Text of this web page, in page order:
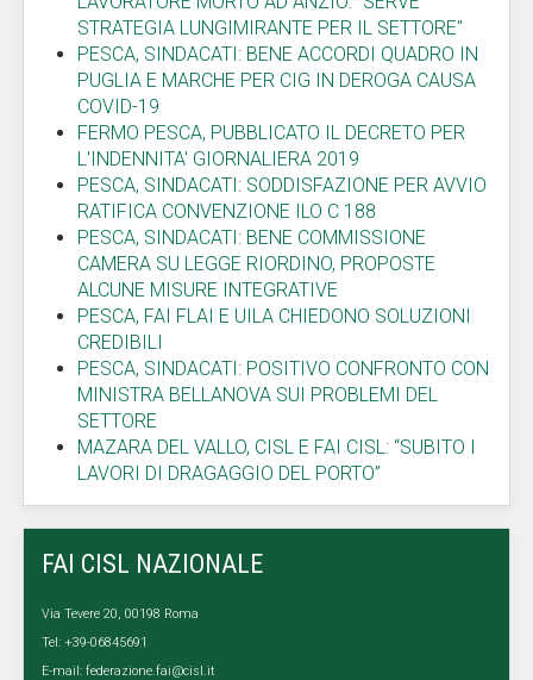
STRATEGIA LUNGIMIRANTE PER IL SETTORE"
PESCA, SINDACATI: BENE ACCORDI QUADRO IN
PUGLIA E MARCHE PER CIG IN DEROGA CAUSA
COVID-19
FERMO PESCA, PUBBLICATO IL DECRETO PER
L'INDENNITA' GIORNALIERA 2019
PESCA, SINDACATI: SODDISFAZIONE PER AVVIO
RATIFICA CONVENZIONE ILO C 188
PESCA, SINDACATI: BENE COMMISSIONE
CAMERA SU LEGGE RIORDINO, PROPOSTE
ALCUNE MISURE INTEGRATIVE
PESCA, FAI FLAI E UILA CHIEDONO SOLUZIONI
CREDIBILI
PESCA, SINDACATI: POSITIVO CONFRONTO CON
MINISTRA BELLANOVA SUI PROBLEMI DEL
SETTORE
MAZARA DEL VALLO, CISL E FAI CISL: “SUBITO I
LAVORI DI DRAGAGGIO DEL PORTO”
FAI CISL NAZIONALE
Via Tevere 20, 00198 Roma
Tel: +39-06845691
E-mail: federazione.fai@cisl.it